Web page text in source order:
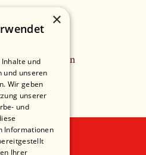
anzeigen
×
und
und unseren
Wir geben
unserer
und
Informationen
Ihrer